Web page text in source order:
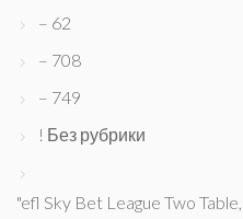
– 62
– 708
– 749
! Без рубрики
"efl Sky Bet League Two